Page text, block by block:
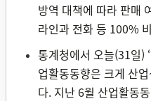
방역 대책에 따라 판매
라인과 전화 등 100%
통계청에서 오늘(31일)
업활동동향은 크게 산
다. 지난 6월 산업활동